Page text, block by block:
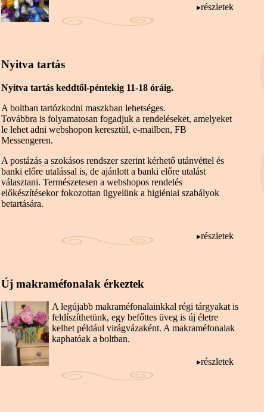
részletek
Nyitva tartás
Nyitva tartás keddtől-péntekig 11-18 óráig.
A boltban tartózkodni maszkban lehetséges.
Továbbra is folyamatosan fogadjuk a rendeléseket, amelyeket
le lehet adni webshopon keresztül, e-mailben, FB
Messengeren.
A postázás a szokásos rendszer szerint kérhető utánvéttel és
banki előre utalással is, de ajánlott a banki előre utalást
választani. Természetesen a webshopos rendelés
előkészítésekor fokozottan ügyelünk a higiéniai szabályok
betartására.
részletek
Új makraméfonalak érkeztek
A legújabb makraméfonalainkkal régi tárgyakat is
feldíszíthetünk, egy befőttes üveg is új életre
kelhet például virágvázaként. A makraméfonalak
kaphatóak a boltban.
részletek